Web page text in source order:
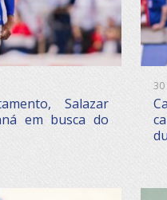
Salazar
em busca do
30